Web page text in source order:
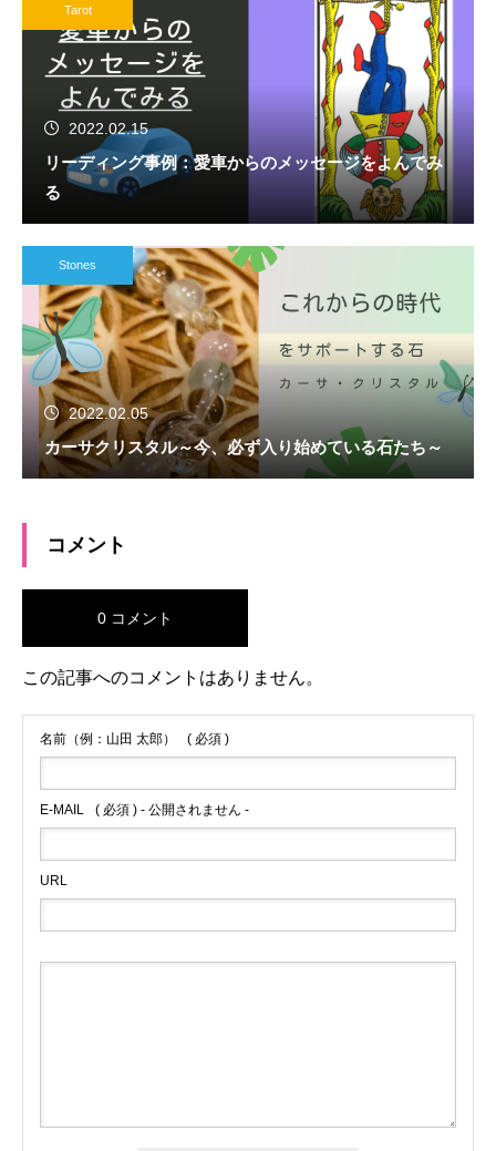
Tarot
2022.02.15
リーディング事例：愛車からのメッセージをよんでみ
る
Stones
2022.02.05
カーサクリスタル～今、必ず入り始めている石たち～
コメント
0 コメント
この記事へのコメントはありません。
名前（例：山田 太郎） ( 必須 )
E-MAIL ( 必須 ) - 公開されません -
URL